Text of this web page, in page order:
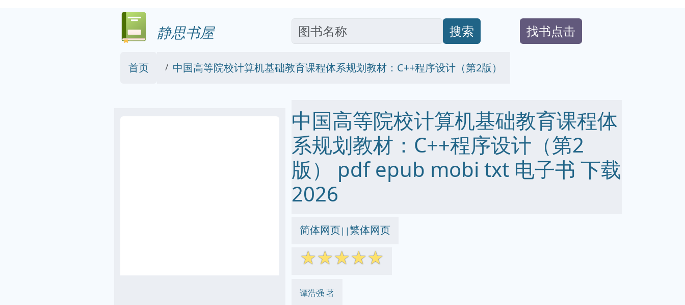
静思书屋 搜索 找书点击
首页 中国高等院校计算机基础教育课程体系规划教材：C++程序设计（第2版）
中国高等院校计算机基础教育课程体
系规划教材：C++程序设计（第2
版） pdf epub mobi txt 电子书 下载
2026
简体网页||繁体网页
☆☆☆☆☆
谭浩强 著